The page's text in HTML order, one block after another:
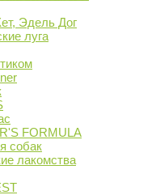
Эдель Дог
луга
FORMULA
собак
лакомства